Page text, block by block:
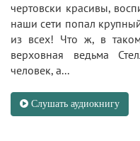
чертовски красивы,
наши сети попал
из всех! Что ж, в
верховная ведьма
человек, а...
Слушать аудиокнигу